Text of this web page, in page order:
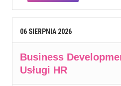
06 SIERPNIA 2026
Business
Usługi HR